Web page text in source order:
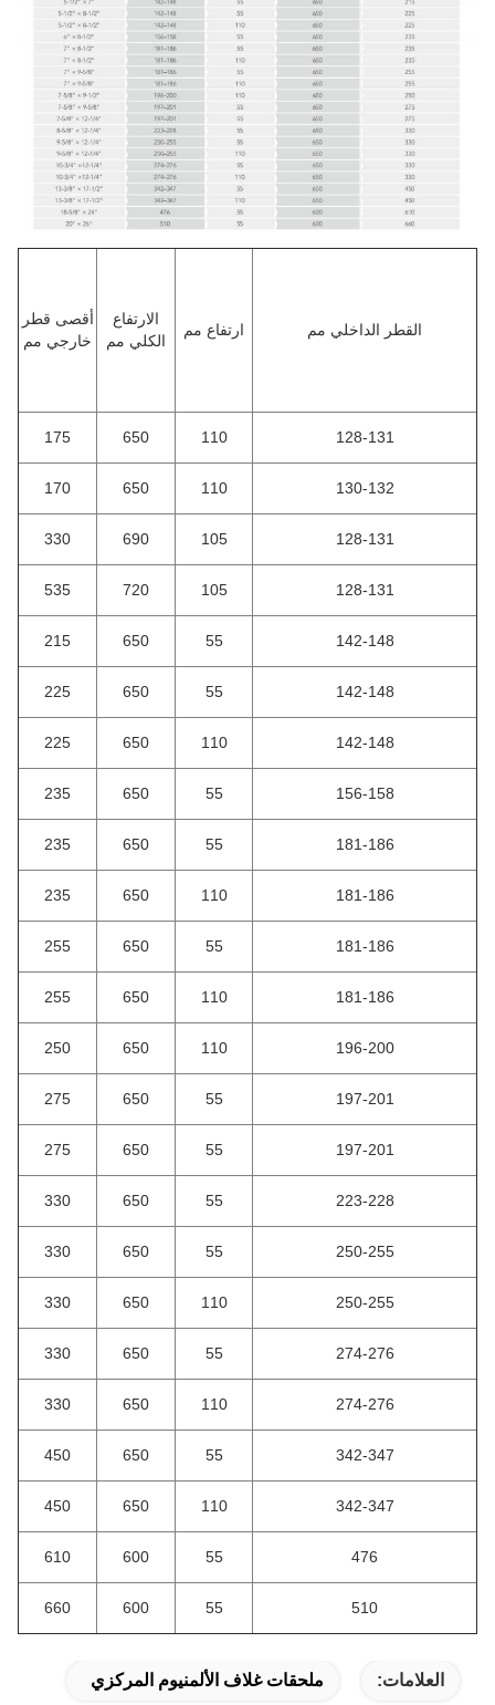
القطر الداخلي مم ارتفاع مم
الارتفاع
الكلي مم
أقصى قطر
خارجي مم
128-131
110
650
175
130-132
110
650
170
128-131
105
690
330
128-131
105
720
535
142-148
55
650
215
142-148
55
650
225
142-148
110
650
225
156-158
55
650
235
181-186
55
650
235
181-186
110
650
235
181-186
55
650
255
181-186
110
650
255
196-200
110
650
250
197-201
55
650
275
197-201
55
650
275
223-228
55
650
330
250-255
55
650
330
250-255
110
650
330
274-276
55
650
330
274-276
110
650
330
342-347
55
650
450
342-347
110
650
450
476
55
600
610
510
55
600
660
العلامات: ملحقات غلاف الألمنيوم المركزي